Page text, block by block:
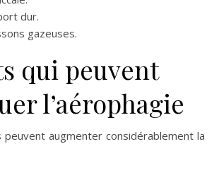
dur.
gazeuses.
qui peuvent
l’aérophagie
peuvent augmenter considérablement la